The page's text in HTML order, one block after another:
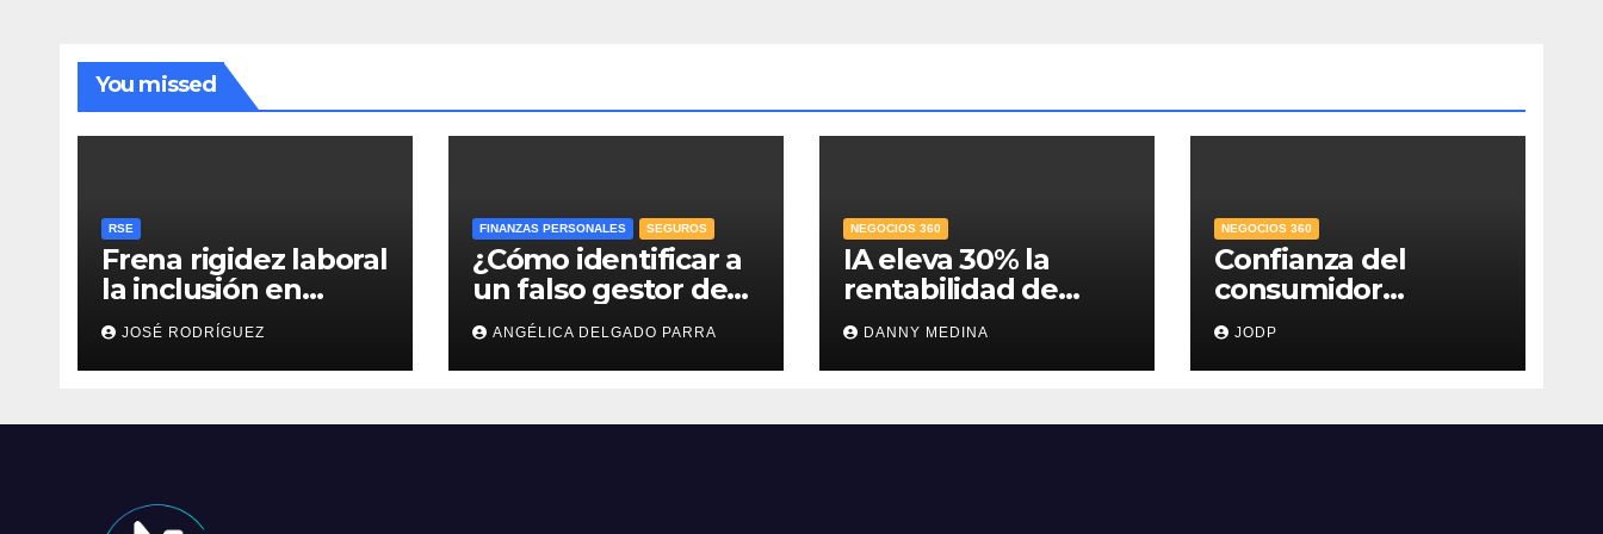
You missed
RSE
Frena rigidez laboral
la inclusión en
empresas: efr
JOSÉ RODRÍGUEZ
FINANZAS PERSONALES SEGUROS
¿Cómo identificar a
un falso gestor de
Afore y proteger el
ahorro para el
retiro?
ANGÉLICA DELGADO PARRA
NEGOCIOS 360
IA eleva 30% la
rentabilidad de
agencias de
publicidad y pone
en jaque el cobro
DANNY MEDINA
NEGOCIOS 360
Confianza del
consumidor
repunta en julio,
pero sigue por
debajo de 2025:
JODP